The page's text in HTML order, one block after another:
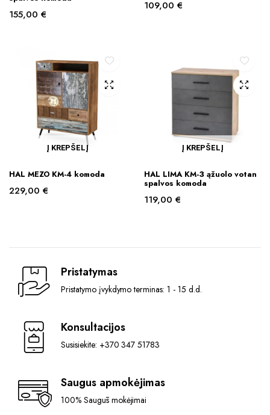
155,00 €
109,00 €
Į KREPŠELĮ
HAL MEZO KM-4 komoda
229,00 €
Į KREPŠELĮ
HAL LIMA KM-3 ąžuolo votan
spalvos komoda
119,00 €
Pristatymas
Pristatymo įvykdymo terminas: 1 - 15 d.d.
Konsultacijos
Susisiekite: +370 347 51783
Saugus apmokėjimas
100% Saugūs mokėjimai